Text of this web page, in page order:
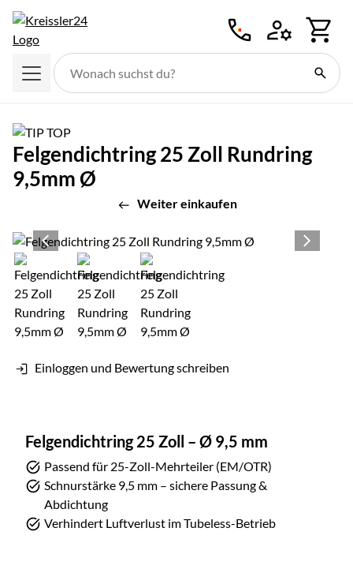
Felgendichtring 25 Zoll Rundring
9,5mm Ø
Weiter einkaufen
Produktgalerie
Zur Kaufbox springen
Einloggen und Bewertung schreiben
Felgendichtring 25 Zoll – Ø 9,5 mm
Passend für 25-Zoll-Mehrteiler (EM/OTR)
Schnurstärke 9,5 mm – sichere Passung &
Abdichtung
Verhindert Luftverlust im Tubeless-Betrieb